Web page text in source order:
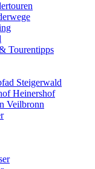
Tourentipps
Steigerwald
Heinershof
Veilbronn